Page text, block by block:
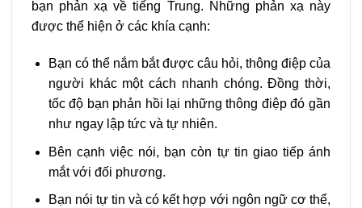
bạn phản xạ về tiếng Trung. Những phản xạ này
được thể hiện ở các khía cạnh:
Bạn có thể nắm bắt được câu hỏi, thông điệp của
người khác một cách nhanh chóng. Đồng thời,
tốc độ bạn phản hồi lại những thông điệp đó gần
như ngay lập tức và tự nhiên.
Bên cạnh việc nói, bạn còn tự tin giao tiếp ánh
mắt với đối phương.
Bạn nói tự tin và có kết hợp với ngôn ngữ cơ thể,